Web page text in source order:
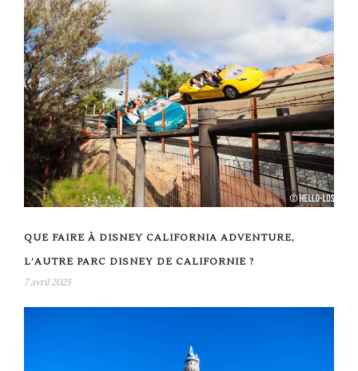
QUE FAIRE À DISNEY CALIFORNIA ADVENTURE,
L’AUTRE PARC DISNEY DE CALIFORNIE ?
7 avril 2025